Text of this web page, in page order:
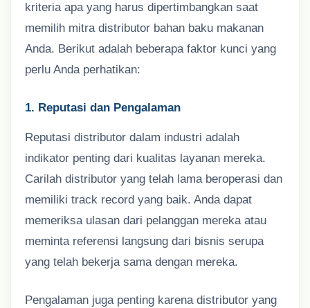
kriteria apa yang harus dipertimbangkan saat
memilih mitra distributor bahan baku makanan
Anda. Berikut adalah beberapa faktor kunci yang
perlu Anda perhatikan:
1. Reputasi dan Pengalaman
Reputasi distributor dalam industri adalah
indikator penting dari kualitas layanan mereka.
Carilah distributor yang telah lama beroperasi dan
memiliki track record yang baik. Anda dapat
memeriksa ulasan dari pelanggan mereka atau
meminta referensi langsung dari bisnis serupa
yang telah bekerja sama dengan mereka.
Pengalaman juga penting karena distributor yang